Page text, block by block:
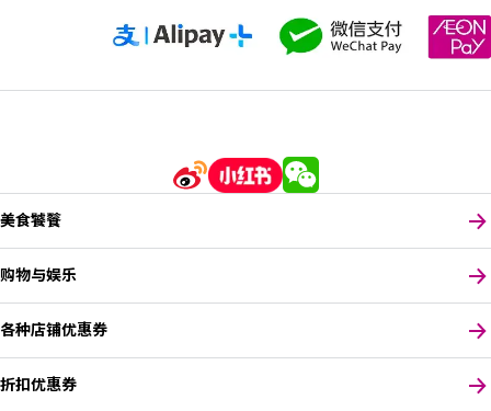
美食饕餮
购物与娱乐
各种店铺优惠券
折扣优惠券